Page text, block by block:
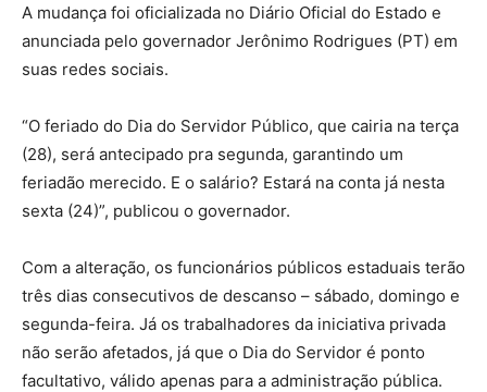
A mudança foi oficializada no Diário Oficial do Estado e
anunciada pelo governador Jerônimo Rodrigues (PT) em
suas redes sociais.
“O feriado do Dia do Servidor Público, que cairia na terça
(28), será antecipado pra segunda, garantindo um
feriadão merecido. E o salário? Estará na conta já nesta
sexta (24)”, publicou o governador.
Com a alteração, os funcionários públicos estaduais terão
três dias consecutivos de descanso – sábado, domingo e
segunda-feira. Já os trabalhadores da iniciativa privada
não serão afetados, já que o Dia do Servidor é ponto
facultativo, válido apenas para a administração pública.